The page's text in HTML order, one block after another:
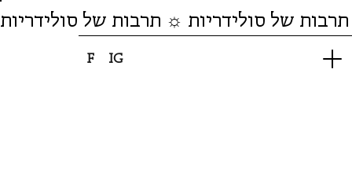
F IG
של סולידריות ☼ תרבות של סולידריות